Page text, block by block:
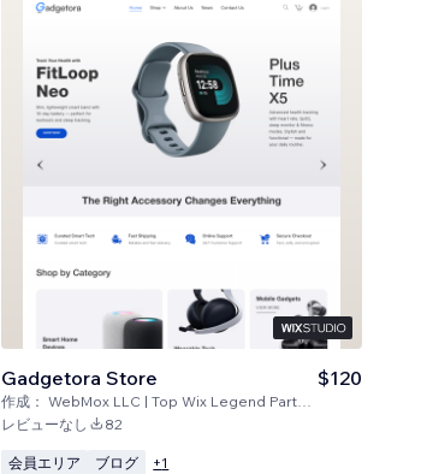
Gadgetora Store
作成： WebMox LLC | Top Wix Legend Partners
$120
レビューなし 82
会員エリア ブログ +1